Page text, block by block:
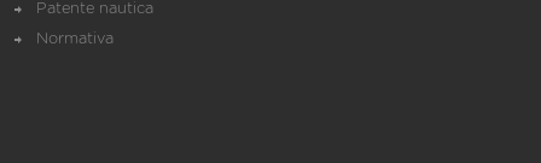
Patente nautica
Normativa